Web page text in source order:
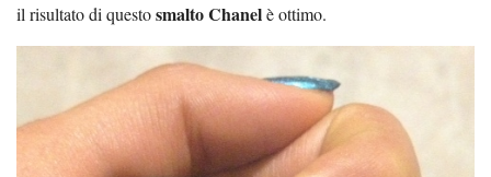
il risultato di questosmalto Chanelè ottimo.